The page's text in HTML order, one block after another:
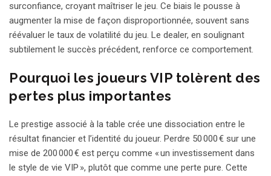
surconfiance, croyant maîtriser le jeu. Ce biais le pousse à
augmenter la mise de façon disproportionnée, souvent sans
réévaluer le taux de volatilité du jeu. Le dealer, en soulignant
subtilement le succès précédent, renforce ce comportement.
Pourquoi les joueurs VIP tolèrent des
pertes plus importantes
Le prestige associé à la table crée une dissociation entre le
résultat financier et l’identité du joueur. Perdre 50 000 € sur une
mise de 200 000 € est perçu comme « un investissement dans
le style de vie VIP », plutôt que comme une perte pure. Cette